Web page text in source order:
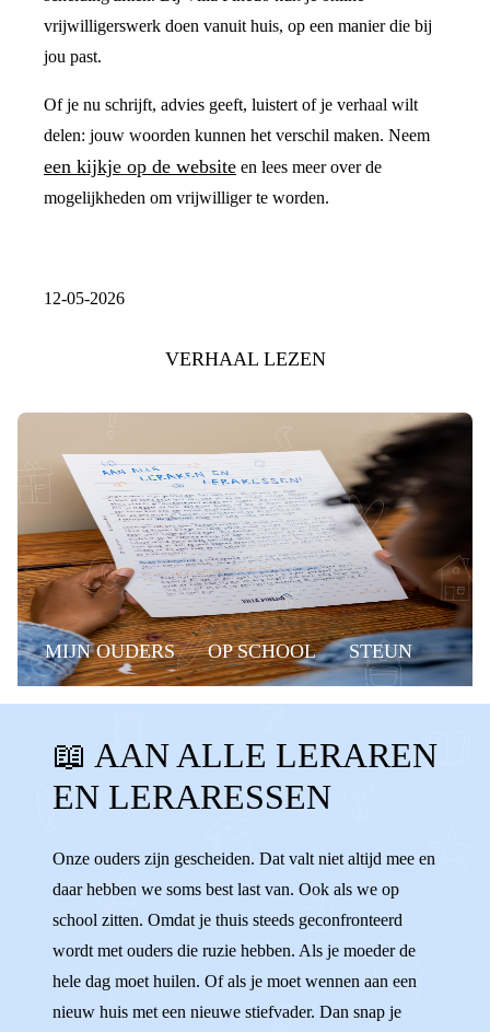
vrijwilligerswerk doen vanuit huis, op een manier die bij
jou past.
Of je nu schrijft, advies geeft, luistert of je verhaal wilt
delen: jouw woorden kunnen het verschil maken. Neem
een kijkje op de website en lees meer over de
mogelijkheden om vrijwilliger te worden.
12-05-2026
VERHAAL LEZEN
MIJN OUDERS OP SCHOOL STEUN
HELPEN GESCHEIDEN OUDERS
AANDACHT BASISSCHOOL SCHOOL
STEUNEN LERAREN LERARESSEN
DOCENTEN IB-ER KLAS GROEP 8
GROEP 7 LUISTEREN
📖 AAN ALLE LERAREN
EN LERARESSEN
Onze ouders zijn gescheiden. Dat valt niet altijd mee en
daar hebben we soms best last van. Ook als we op
school zitten. Omdat je thuis steeds geconfronteerd
wordt met ouders die ruzie hebben. Als je moeder de
hele dag moet huilen. Of als je moet wennen aan een
nieuw huis met een nieuwe stiefvader. Dan snap je